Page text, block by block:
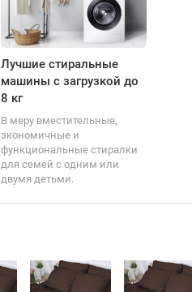
Лучшие стиральные
машины с загрузкой до
8 кг
В меру вместительные,
экономичные и
функциональные стиралки
для семей с одним или
двумя детьми.